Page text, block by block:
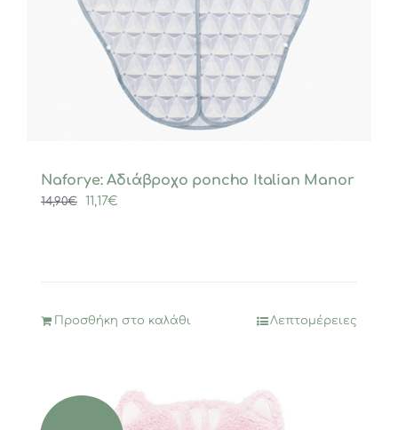
Naforye: Αδιάβροχο poncho Italian Manor
14,90€
Original
11,17€
Προσθήκη στο καλάθι Λεπτομέρειες